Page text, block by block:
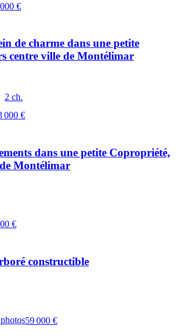
€
de charme dans une petite
centre ville de Montélimar
2 ch.
000 €
dans une petite Copropriété,
Montélimar
€
constructible
photos59 000 €